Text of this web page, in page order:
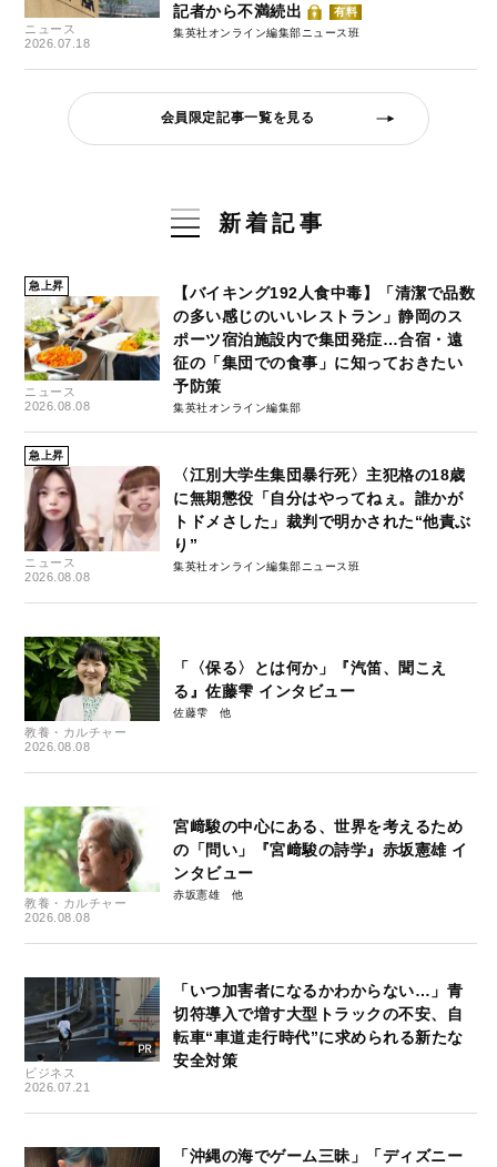
ニュース
2026.07.18
記者から不満続出
有料
集英社オンライン編集部ニュース班
会員限定記事一覧を見る
新着記事
急上昇
ニュース
2026.08.08
【バイキング192人食中毒】「清潔で品数
の多い感じのいいレストラン」静岡のス
ポーツ宿泊施設内で集団発症…合宿・遠
征の「集団での食事」に知っておきたい
予防策
集英社オンライン編集部
急上昇
ニュース
2026.08.08
〈江別大学生集団暴行死〉主犯格の18歳
に無期懲役「自分はやってねぇ。誰かが
トドメさした」裁判で明かされた“他責ぶ
り”
集英社オンライン編集部ニュース班
教養・カルチャー
2026.08.08
「〈保る〉とは何か」『汽笛、聞こえ
る』佐藤雫 インタビュー
佐藤雫
教養・カルチャー
2026.08.08
宮﨑駿の中心にある、世界を考えるため
の「問い」『宮﨑駿の詩学』赤坂憲雄 イ
ンタビュー
赤坂憲雄
ビジネス
2026.07.21
「いつ加害者になるかわからない…」青
切符導入で増す大型トラックの不安、自
転車“車道走行時代”に求められる新たな
安全対策
「沖縄の海でゲーム三昧」「ディズニー